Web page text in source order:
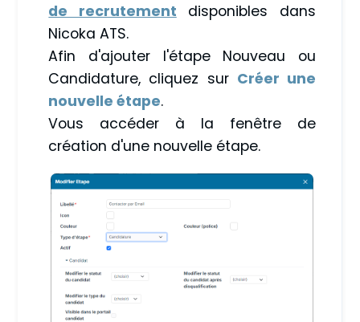
de recrutement disponibles dans
Nicoka ATS.
Afin d'ajouter l'étape Nouveau ou
Candidature, cliquez sur Créer une
nouvelle étape.
Vous accéder à la fenêtre de
création d'une nouvelle étape.